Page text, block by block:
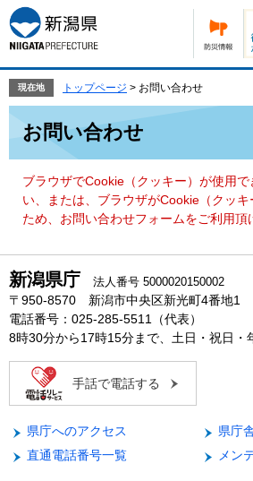
ー
ジ
の
頭
す。
ニ
ュ
ー
飛
て
現在地 トップページ > お問い合わせ
お問い合わせ
ブラウザでCookie（クッキー）が使用
い、または、ブラウザがCookie（クッ
ため、お問い合わせフォームをご利用頂
新潟県庁 法人番号 5000020150002
〒950-8570 新潟市中央区新光町4番地1
電話番号：025-285-5511（代表）
8時30分から17時15分まで、土日・祝日・
手話で電話する
県庁へのアクセス
県庁
直通電話番号一覧
メン